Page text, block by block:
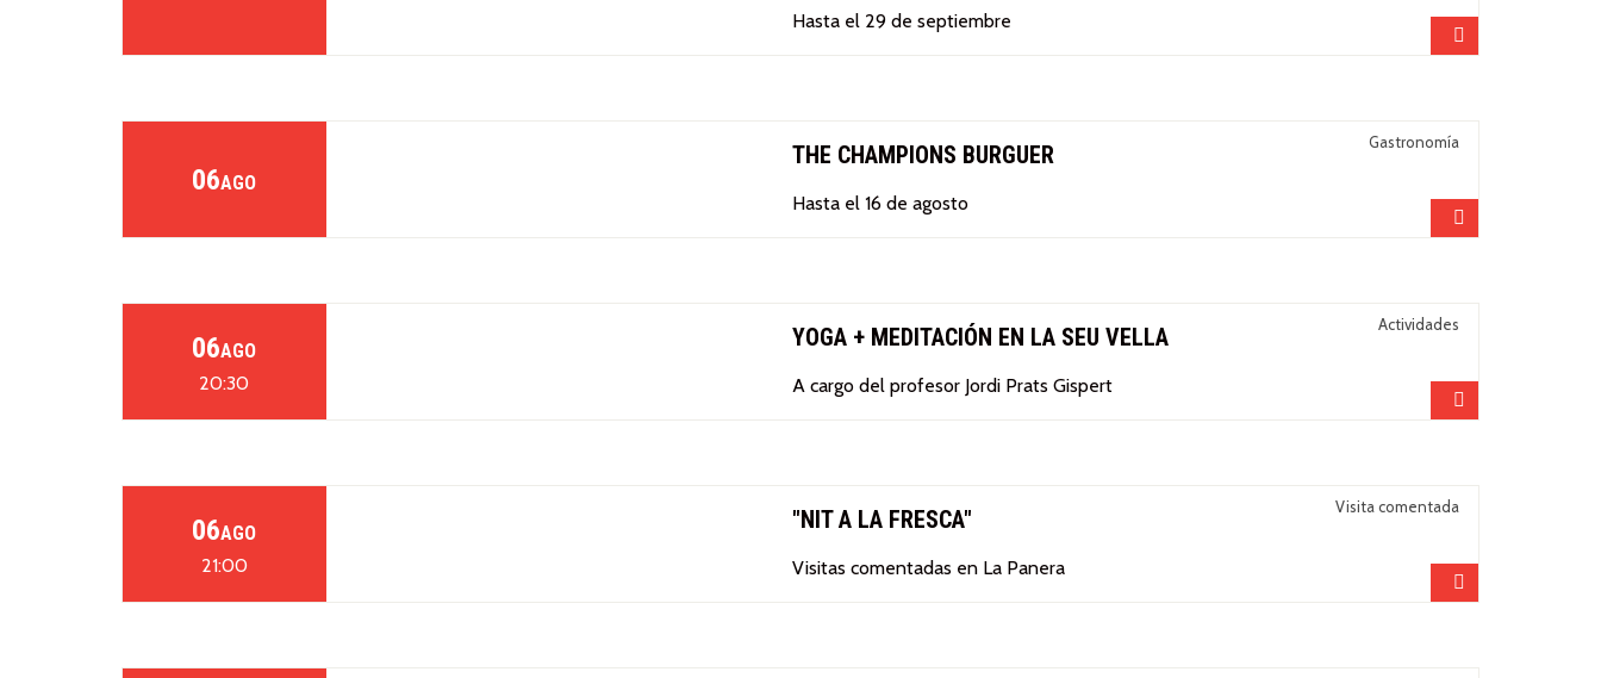
Hasta el 29 de septiembre
Compartir
06AGO
THE CHAMPIONS BURGUER
Hasta el 16 de agosto
Gastronomía
Compartir
06AGO
20:30
YOGA + MEDITACIÓN EN LA SEU VELLA
A cargo del profesor Jordi Prats Gispert
Actividades
Compartir
06AGO
21:00
"NIT A LA FRESCA"
Visitas comentadas en La Panera
Visita comentada
Compartir